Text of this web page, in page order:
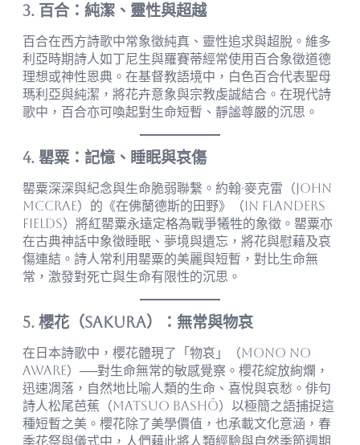
3. 百合：純潔、靈性與超越
百合在西方詩歌中常象徵純真、靈性追求與超脫。維多
利亞時期詩人如丁尼生與羅賽蒂經常使用百合象徵道德
理想或神性恩典。在基督教語境中，白色百合代表聖母
瑪利亞與純潔，將花卉意象與宗教虔誠結合。在現代詩
歌中，百合亦可喚起對生命短暫、靜謐尊嚴的沉思。
4. 罌粟：記憶、睡眠與哀傷
罌粟深深與紀念與生命脆弱聯繫。約翰·麥克雷（John
McCrae）的《在佛蘭德斯的田野》（In Flanders
Fields）將紅罌粟永遠定格為戰爭犧牲的象徵。罌粟亦
在古典神話中象徵睡眠、夢境與遺忘，將花與慰藉及哀
傷連結。詩人常利用罌粟的美麗與短暫，對比生命無
常，激發對死亡與生命有限性的沉思。
5. 櫻花（Sakura）：無常與物哀
在日本詩歌中，櫻花體現了「物哀」（mono no
aware）──對生命無常的敏感覺察。櫻花綻放絢爛，
迅速凋落，自然地比喻人類的生命、喜悅與哀愁。俳句
詩人松尾芭蕉（Matsuo Bashō）以極簡之語捕捉這
種短暫之美。櫻花除了美學價值，也承載文化意涵，春
季花祭與儀式中，人們藉此將人類經驗與自然季節週期